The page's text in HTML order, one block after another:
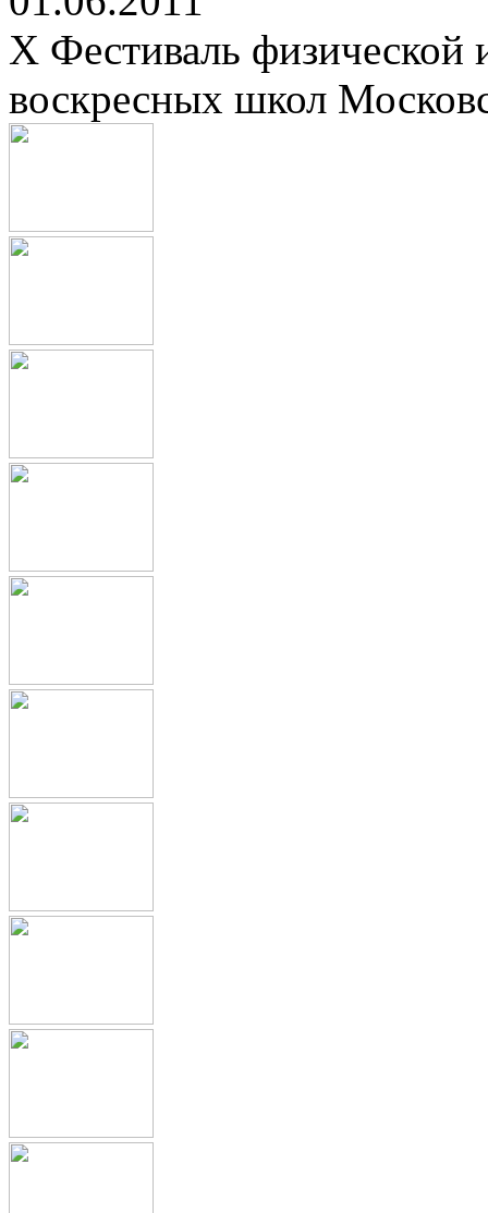
X Фестиваль физической
воскресных школ